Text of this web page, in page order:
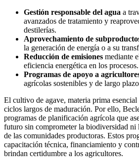
Gestión responsable del agua a
avanzados de tratamiento y
destilerías.
Aprovechamiento de
la generación de energía o a su
Reducción de emisiones mediante
eficiencia energética en los procesos.
Programas de apoyo a
agrícolas sostenibles y de largo
El cultivo de agave, materia prima
ciclos largos de maduración. Por ello,
programas de planificación agrícola que
futuro sin comprometer la biodiversidad ni
de las comunidades productoras. Estos
capacitación técnica, financiamiento y
brindan certidumbre a los agricultores.